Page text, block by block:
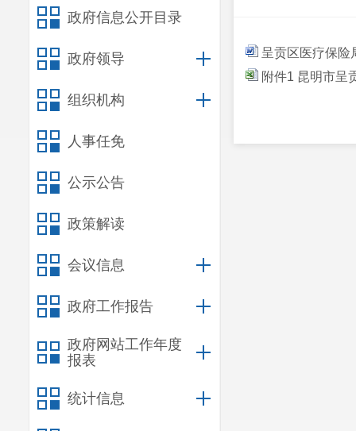
政府信息公开目录
政府领导
组织机构
人事任免
公示公告
政策解读
会议信息
政府工作报告
政府网站工作年度
报表
统计信息
呈贡区医疗保险
附件1 昆明市呈